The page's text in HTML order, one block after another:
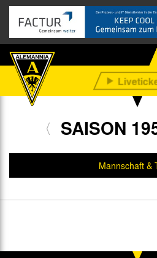
SAISON
Mannschaft &